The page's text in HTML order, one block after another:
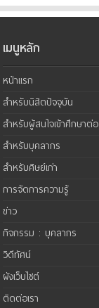
เมนูหลัก
หน้าแรก
สำหรับนิสิตปัจจุบัน
สำหรับผู้สนใจเข้าศึกษาต่อ
สำหรับบุคลากร
สำหรับศิษย์เก่า
การจัดการความรู้
ข่าว
กิจกรรม : บุคลากร
วิดีทัศน์
ผังเว็บไซต์
ติดต่อเรา